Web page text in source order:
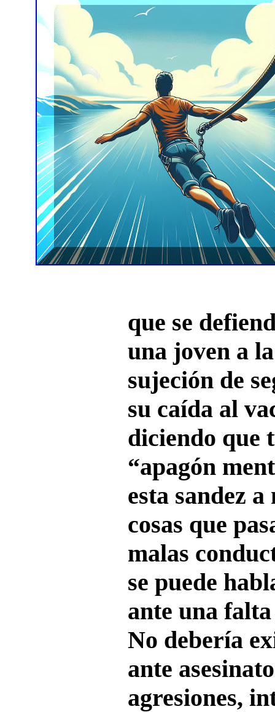
que se
una joven a
sujeción de
su caída al
diciendo que
“apagón
esta sandez
cosas que
malas
se puede
ante una
No debería
ante
agresiones,